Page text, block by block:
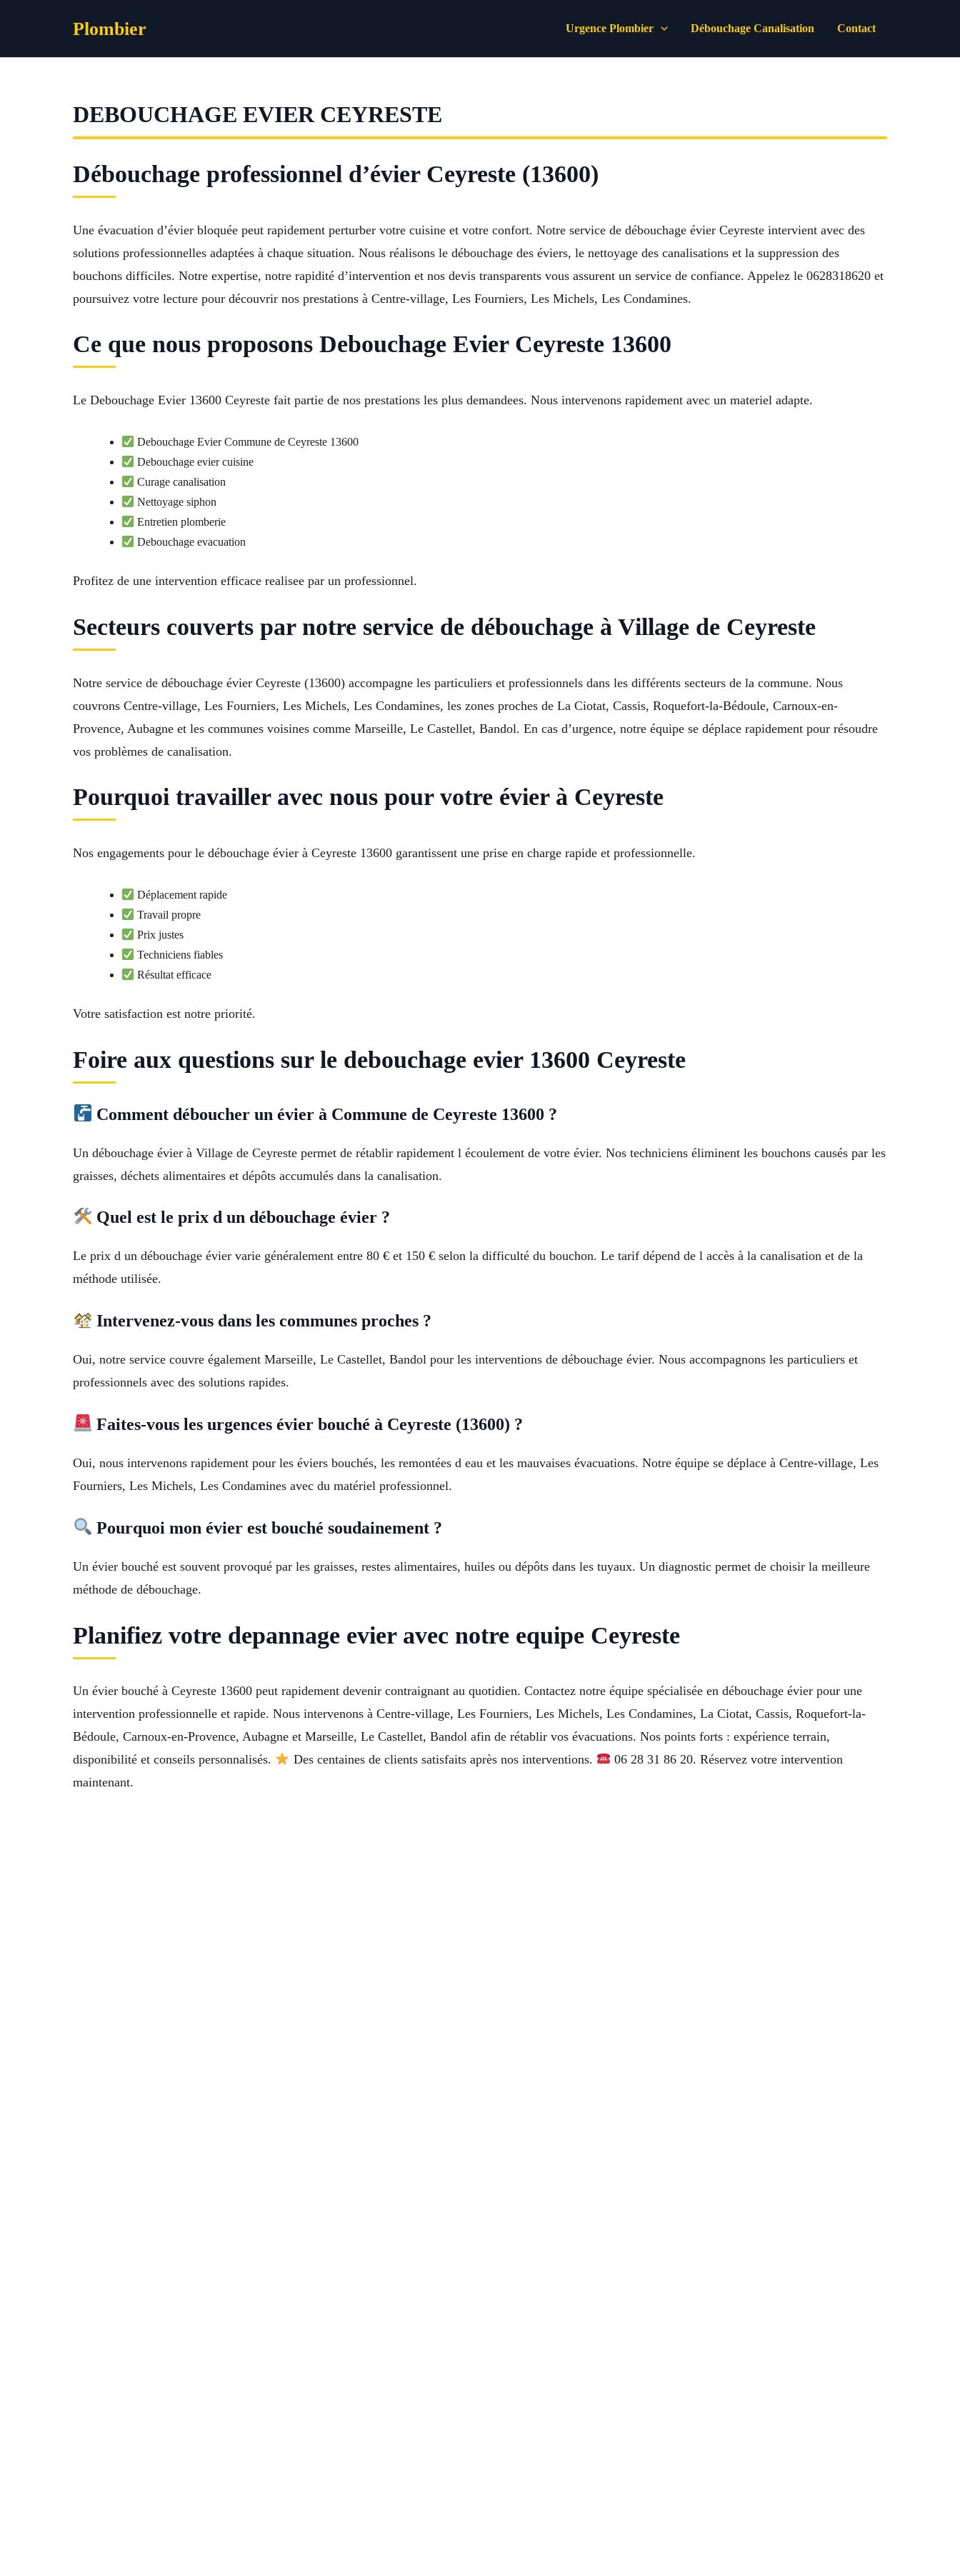
Plombier Urgence Plombier Débouchage Canalisation Contact
DEBOUCHAGE EVIER CEYRESTE
Débouchage professionnel d’évier Ceyreste (13600)
Une évacuation d’évier bloquée peut rapidement perturber votre cuisine et votre confort. Notre service de débouchage évier Ceyreste intervient avec des
solutions professionnelles adaptées à chaque situation. Nous réalisons le débouchage des éviers, le nettoyage des canalisations et la suppression des
bouchons difficiles. Notre expertise, notre rapidité d’intervention et nos devis transparents vous assurent un service de confiance. Appelez le 0628318620 et
poursuivez votre lecture pour découvrir nos prestations à Centre-village, Les Fourniers, Les Michels, Les Condamines.
Ce que nous proposons Debouchage Evier Ceyreste 13600
Le Debouchage Evier 13600 Ceyreste fait partie de nos prestations les plus demandees. Nous intervenons rapidement avec un materiel adapte.
Debouchage Evier Commune de Ceyreste 13600
Debouchage evier cuisine
Curage canalisation
Nettoyage siphon
Entretien plomberie
Debouchage evacuation
Profitez de une intervention efficace realisee par un professionnel.
Secteurs couverts par notre service de débouchage à Village de Ceyreste
Notre service de débouchage évier Ceyreste (13600) accompagne les particuliers et professionnels dans les différents secteurs de la commune. Nous
couvrons Centre-village, Les Fourniers, Les Michels, Les Condamines, les zones proches de La Ciotat, Cassis, Roquefort-la-Bédoule, Carnoux-en-
Provence, Aubagne et les communes voisines comme Marseille, Le Castellet, Bandol. En cas d’urgence, notre équipe se déplace rapidement pour résoudre
vos problèmes de canalisation.
Pourquoi travailler avec nous pour votre évier à Ceyreste
Nos engagements pour le débouchage évier à Ceyreste 13600 garantissent une prise en charge rapide et professionnelle.
Déplacement rapide
Travail propre
Prix justes
Techniciens fiables
Résultat efficace
Votre satisfaction est notre priorité.
Foire aux questions sur le debouchage evier 13600 Ceyreste
Comment déboucher un évier à Commune de Ceyreste 13600 ?
Un débouchage évier à Village de Ceyreste permet de rétablir rapidement l écoulement de votre évier. Nos techniciens éliminent les bouchons causés par les
graisses, déchets alimentaires et dépôts accumulés dans la canalisation.
Quel est le prix d un débouchage évier ?
Le prix d un débouchage évier varie généralement entre 80 € et 150 € selon la difficulté du bouchon. Le tarif dépend de l accès à la canalisation et de la
méthode utilisée.
Intervenez-vous dans les communes proches ?
Oui, notre service couvre également Marseille, Le Castellet, Bandol pour les interventions de débouchage évier. Nous accompagnons les particuliers et
professionnels avec des solutions rapides.
Faites-vous les urgences évier bouché à Ceyreste (13600) ?
Oui, nous intervenons rapidement pour les éviers bouchés, les remontées d eau et les mauvaises évacuations. Notre équipe se déplace à Centre-village, Les
Fourniers, Les Michels, Les Condamines avec du matériel professionnel.
Pourquoi mon évier est bouché soudainement ?
Un évier bouché est souvent provoqué par les graisses, restes alimentaires, huiles ou dépôts dans les tuyaux. Un diagnostic permet de choisir la meilleure
méthode de débouchage.
Planifiez votre depannage evier avec notre equipe Ceyreste
Un évier bouché à Ceyreste 13600 peut rapidement devenir contraignant au quotidien. Contactez notre équipe spécialisée en débouchage évier pour une
intervention professionnelle et rapide. Nous intervenons à Centre-village, Les Fourniers, Les Michels, Les Condamines, La Ciotat, Cassis, Roquefort-la-
Bédoule, Carnoux-en-Provence, Aubagne et Marseille, Le Castellet, Bandol afin de rétablir vos évacuations. Nos points forts : expérience terrain,
disponibilité et conseils personnalisés.
Des centaines de clients satisfaits après nos interventions.
06 28 31 86 20. Réservez votre intervention
maintenant.